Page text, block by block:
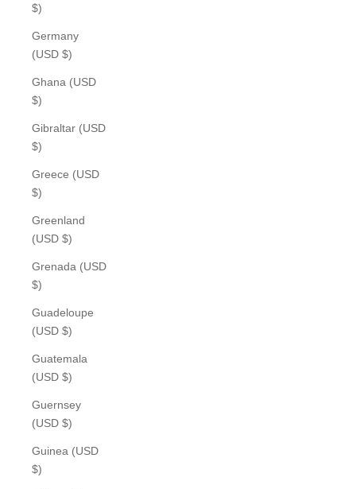
$)
Germany
(USD $)
Ghana (USD
$)
Gibraltar (USD
$)
Greece (USD
$)
Greenland
(USD $)
Grenada (USD
$)
Guadeloupe
(USD $)
Guatemala
(USD $)
Guernsey
(USD $)
Guinea (USD
$)